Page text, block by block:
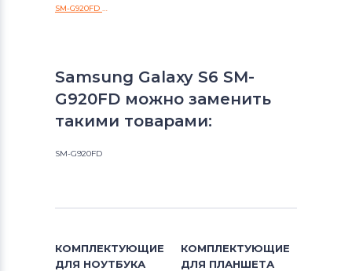
SM-G920FD Galaxy S6 Duos
Samsung Galaxy S6 SM-
G920FD можно заменить
такими товарами:
SM-G920FD
КОМПЛЕКТУЮЩИЕ
ДЛЯ НОУТБУКА
КОМПЛЕКТУЮЩИЕ
ДЛЯ ПЛАНШЕТА